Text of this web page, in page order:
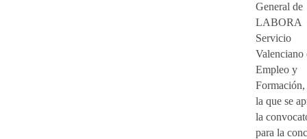
General de
LABORA
Servicio
Valenciano
Empleo y
la que se
la
para la